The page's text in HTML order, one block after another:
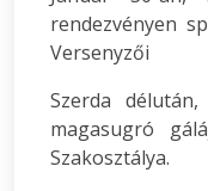
rendezvényen
Versenyzői
Szerda
magasugró
Szakosztálya.